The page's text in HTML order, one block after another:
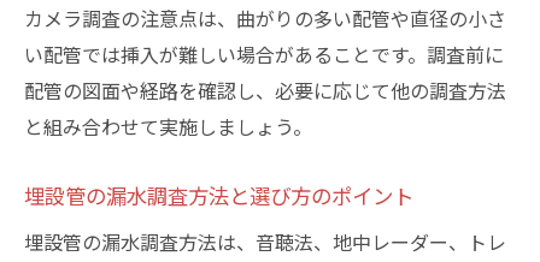
カメラ調査の注意点は、曲がりの多い配管や直径の小さ
い配管では挿入が難しい場合があることです。調査前に
配管の図面や経路を確認し、必要に応じて他の調査方法
と組み合わせて実施しましょう。
埋設管の漏水調査方法と選び方のポイント
埋設管の漏水調査方法は、音聴法、地中レーダー、トレ